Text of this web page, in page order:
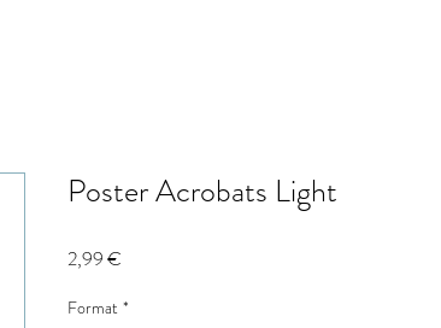
Poster Acrobats Light
2,99 €
Format *